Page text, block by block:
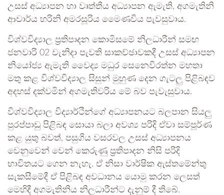
උසස් අධ්‍යාපන හා වෘත්තීය අධ්‍යාපන ඇමැති, අගමැතිනි
ආචාර්ය හරිනි අමරසූරිය මෙ‍ෙණවිය පැවසුවාය.
විශ්වවිද්‍යාල ප්‍රතිපාදන කොමිසමේ නිලධාරීන් සමඟ
ජනවාරි 02 වැනිදා පැවති සාකච්ඡාවකදී උසස් අධ්‍යාපන
නියෝජ්‍ය ඇමැති වෛද්‍ය මධුර සෙනෙවිරත්න මහතා
මතු කළ විශ්වවිද්‍යාල සිසුන් මුහුණ දෙන ගැටලු පිළිබඳව
අදහස් දක්වමින් අගමැතිවරිය මේ බව පැවැසුවාය.
විශ්වවිද්‍යාල විද්‍යාර්ථින්ගේ අධ්‍යාපනයට බලපාන සියලු
පුරප්පාඩු පිළිබඳ සොයා බලා අවශ්‍ය පරිදි ඒවා සම්පූර්ණ
කළ යුතු බවත්, පසුගිය වසරවල උසස් අධ්‍යාපනය
වෙනුවෙන් වෙන් කෙරුණු ප්‍රතිපාදන නිසි පරිදි
භාවිතයට ගෙන නැහැ. ඒ නිසා වාර්ෂික ඇස්තමේන්තු
සැකසීමේදී ඒ පිළිබඳ අවධානය යොමු කරන ලෙසත්
මෙහිදී අගමැතිනිය නිලධාරීන්ට දැනුම් දී තිබේ.